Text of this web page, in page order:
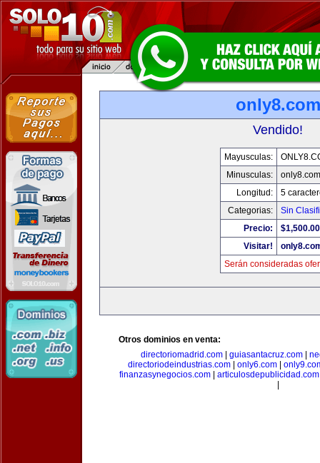
only8.com
Vendido!
Mayusculas:
Minusculas:
only8.com
Longitud:
5
Categorias:
Sin
Precio:
$1,500.00
Visitar!
Serán consideradas
Otros dominios en venta:
directoriomadrid.com| guiasantacruz.com|
directoriodeindustrias.com| only6.com|
finanzasynegocios.com| articulosdepublicidad.com